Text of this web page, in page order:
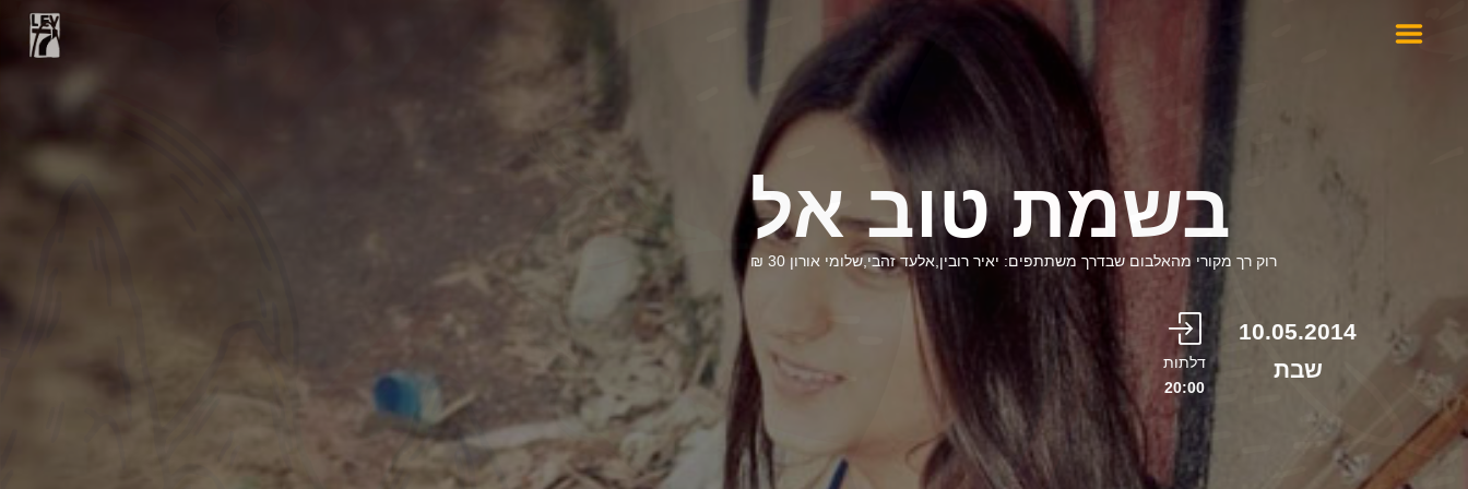
בשמת טוב אל
רוק רך מקורי מהאלבום שבדרך משתתפים: יאיר רובין,אלעד זהבי,שלומי אורון 30 ₪
10.05.2014
שבת
דלתות
20:00